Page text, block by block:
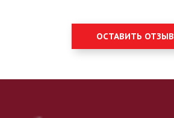
ОСТАВИТЬ ОТЗЫВ